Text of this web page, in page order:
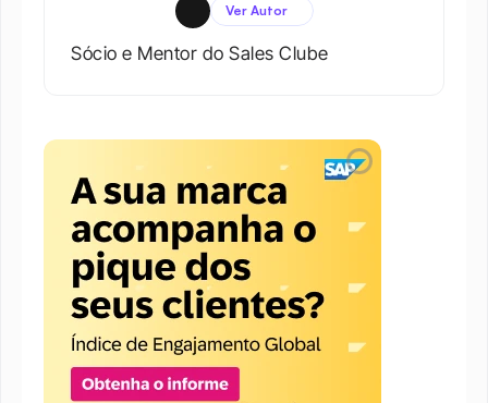
Ver Autor
Sócio e Mentor do Sales Clube